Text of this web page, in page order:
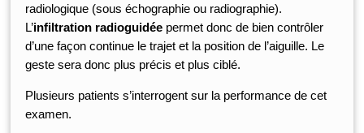
radiologique (sous échographie ou radiographie).
L’infiltration radioguidée permet donc de bien contrôler
d’une façon continue le trajet et la position de l’aiguille. Le
geste sera donc plus précis et plus ciblé.
Plusieurs patients s’interrogent sur la performance de cet
examen.